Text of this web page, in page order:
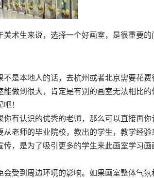
术生来说，选择一个好画室，是很重要的
是本地人的话，去杭州或者北京需要花
做到很大，肯定是有别的画室无法相比
！
有认识的优秀的老师，那么可以直接再
老师的毕业院校，教出的学生，教学经验
，是为了吸引更多的学生来此画室学习
受到周边环境的影响。如果画室整体气